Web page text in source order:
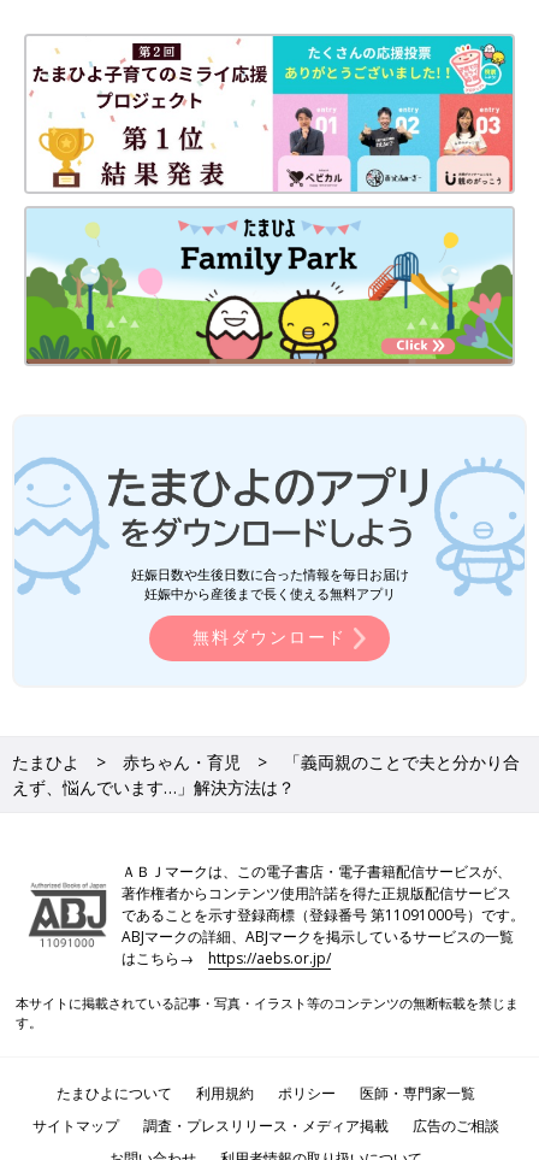
妊娠日数や生後日数に合った情報を毎日お届け
妊娠中から産後まで長く使える無料アプリ
無料ダウンロード
たまひよ 赤ちゃん・育児
「義両親のことで夫と分かり合
えず、悩んでいます…」解決方法は？
ＡＢＪマークは、この電子書店・電子書籍配信サービスが、
著作権者からコンテンツ使用許諾を得た正規版配信サービス
であることを示す登録商標（登録番号 第11091000号）です。
ABJマークの詳細、ABJマークを掲示しているサービスの一覧
はこちら→https://aebs.or.jp/
本サイトに掲載されている記事・写真・イラスト等のコンテンツの無断転載を禁じま
す。
たまひよについて 利用規約 ポリシー
医師・専門家一覧
サイトマップ
調査・プレスリリース・メディア掲載
広告のご相談